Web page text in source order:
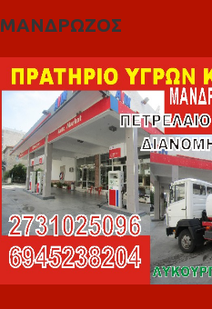
ΜΑΝΔΡΩΖΟΣ